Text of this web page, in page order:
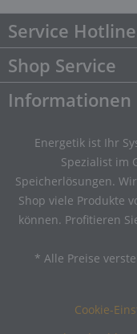
Service Hotline
Shop Service
Informationen
Energetik ist Ihr
Spezialist im
Speicherlösungen.
Shop viele Produkte
können. Profitieren
* Alle Preise
Cookie-